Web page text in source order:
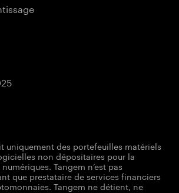
uniquement des portefeuilles matériels
non dépositaires pour la
Tangem n’est pas
que prestataire de services financiers
Tangem ne détient, ne